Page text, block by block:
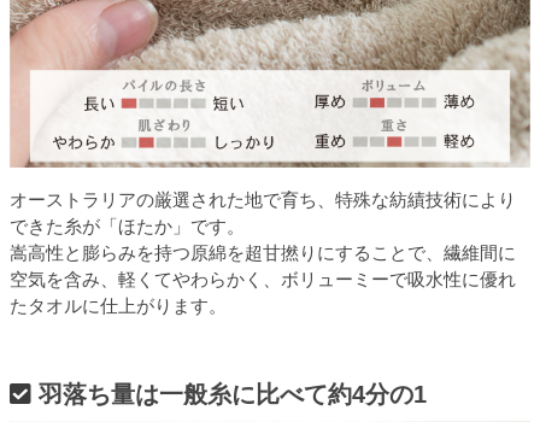
オーストラリアの厳選された地で育ち、特殊な紡績技術により
できた糸が「ほたか」です。
嵩高性と膨らみを持つ原綿を超甘撚りにすることで、繊維間に
空気を含み、軽くてやわらかく、ボリューミーで吸水性に優れ
たタオルに仕上がります。
羽落ち量は一般糸に比べて約4分の1